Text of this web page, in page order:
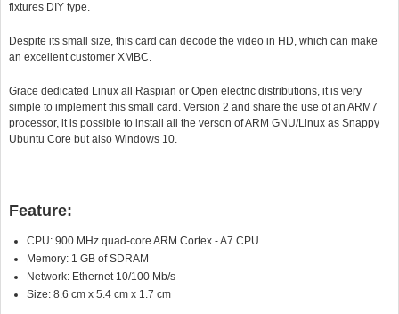
fixtures DIY type.
Despite its small size, this card can decode the video in HD, which can make
an excellent customer XMBC.
Grace dedicated Linux all Raspian or Open electric distributions, it is very
simple to implement this small card. Version 2 and share the use of an ARM7
processor, it is possible to install all the verson of ARM GNU/Linux as Snappy
Ubuntu Core but also Windows 10.
Feature:
CPU: 900 MHz quad-core ARM Cortex - A7 CPU
Memory: 1 GB of SDRAM
Network: Ethernet 10/100 Mb/s
Size: 8.6 cm x 5.4 cm x 1.7 cm